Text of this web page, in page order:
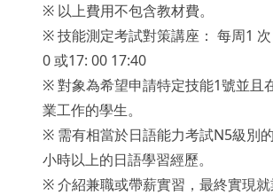
※ 以上費用不包含教材費。
※ 技能測定考試對策講座： 每周1
0 或17: 00 17:40
※ 對象為希望申請特定技能1號並且
業工作的學生。
※ 需有相當於日語能力考試N5級別
小時以上的日語學習經歷。
※ 介紹兼職或帶薪實習，最終實現就